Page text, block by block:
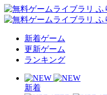
新着ゲーム
更新ゲーム
ランキング
新着